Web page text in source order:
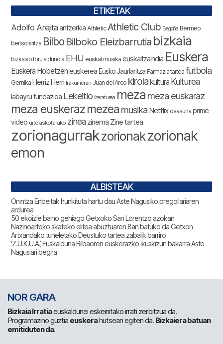
ETIKETAK
Adolfo Arejitaantzerkia Athletic Athletic Club Begoña Bermeo
bertsolaritza Bilbo Bilboko Eleizbarrutia bizkaia
bizkaiko foru aldundia EHU euskal musika euskaltzaindia Euskera
Euskera Hobetzeneuskerea Eusko Jaurlaritza Farmazia tartea futbola
Gernika Herriz Herri Irakurrieran Juan del Arco kirola kultura Kulturea
labayru fundazioa Lekeitio literaturea meza meza euskaraz
meza euskerazmezea musika Netflix osasuna prime
video urte askotarako zinea zinema Zine tartea
zorionagurrakzorionakzorionak
emon
ALBISTEAK
Onintza Enbeitak hunkituta hartu dau Aste Nagusiko pregoilariaren
ardurea
50 ekoizle baino gehiago Getxoko San Lorentzo azokan
Nazinoarteko skateko elitea abuztuaren 8an batuko da Getxon
Artxandako tuneletako Deustuko tartea zabalik barriro
‘Z.U.K.U.A.’, Euskalduna Bilbaoren euskerazko ikuskizun bakarra Aste
Nagusiari begira
NOR GARA
Bizkaia Irratiaeuskaldunei eskeinitako irrati zerbitzua da.
Programazino guztia euskerahutsean egiten da. Bizkaiera batuan
emitiduten da.